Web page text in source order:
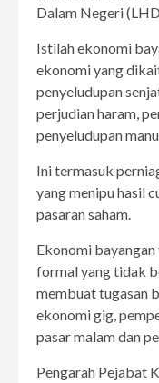
Dalam Negeri
Istilah ekonomi
ekonomi yang
penyeludupan
perjudian haram,
penyeludupan
Ini termasuk
yang menipu hasil
pasaran saham.
Ekonomi
formal yang tidak
membuat tugasan
ekonomi gig,
pasar malam dan
Pengarah Pejabat